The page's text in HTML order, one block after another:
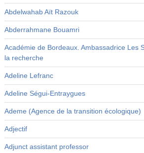
Abdelwahab Aït Razouk
Abderrahmane Bouamri
Académie de Bordeaux. Ambassadrice Les
la recherche
Adeline Lefranc
Adeline Ségui-Entraygues
Ademe (Agence de la transition écologique)
Adjectif
Adjunct assistant professor